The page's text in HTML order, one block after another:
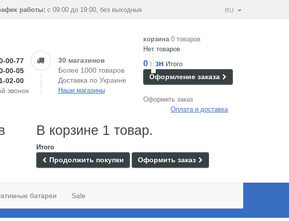
работы: с 09:00 до 19:00, без выходных RU
00-77
00-05
02-00
звонок
30 магазинов
Более 1000 товаров
Доставка по Украине
Наши магазины
корзина 0 товаров
Нет товаров
0 грн Итого
Оформление заказа
Оформить заказ
Оплата и доставка
В корзине 1 товар.
Итого
Продолжить покупки Оформить заказ
батареи Sale